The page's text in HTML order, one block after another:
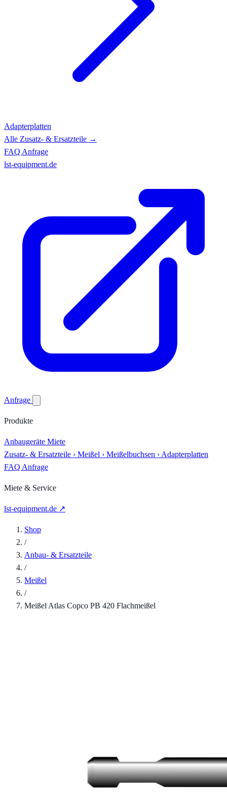
Adapterplatten
Alle Zusatz- & Ersatzteile →
FAQ Anfrage
lst-equipment.de
Anfrage
Produkte
Anbaugeräte Miete
Zusatz- & Ersatzteile › Meißel › Meißelbuchsen › Adapterplatten
FAQ Anfrage
Miete & Service
lst-equipment.de ↗
Shop
/
Anbau- & Ersatzteile
/
Meißel
/
Meißel Atlas Copco PB 420 Flachmeißel